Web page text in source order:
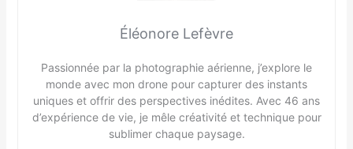
Éléonore Lefèvre
Passionnée par la photographie aérienne, j’explore le
monde avec mon drone pour capturer des instants
uniques et offrir des perspectives inédites. Avec 46 ans
d’expérience de vie, je mêle créativité et technique pour
sublimer chaque paysage.